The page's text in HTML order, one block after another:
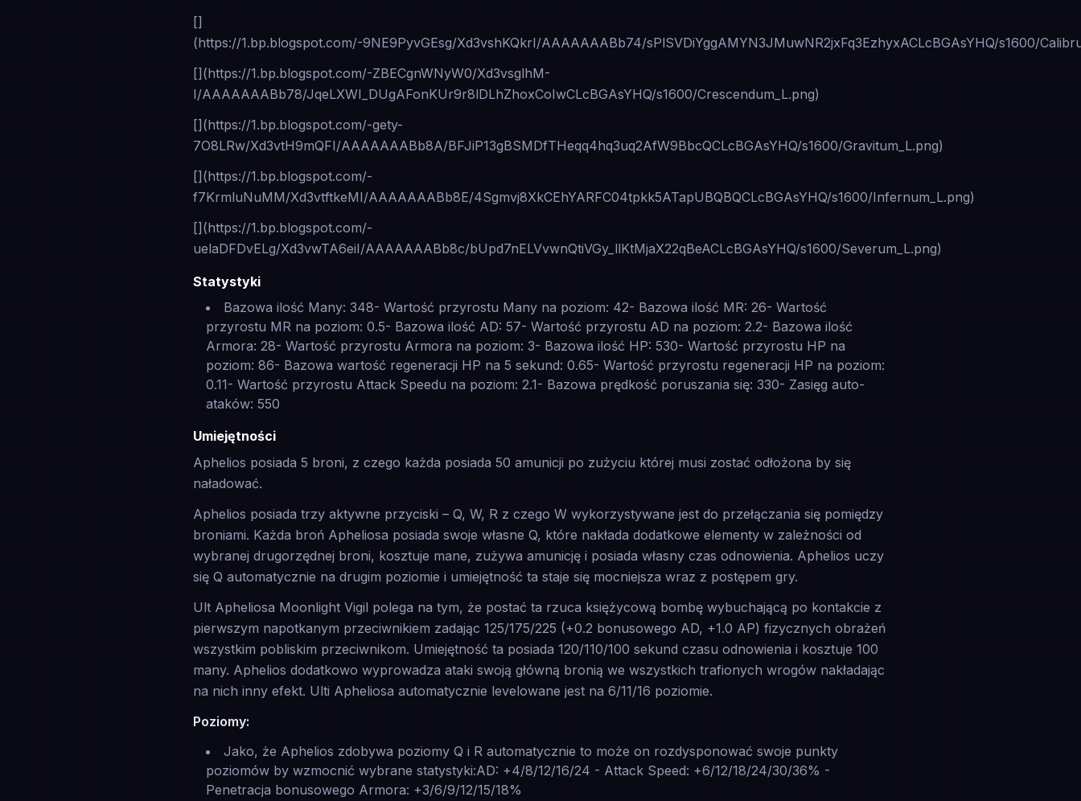
[]
(https://1.bp.blogspot.com/-9NE9PyvGEsg/Xd3vshKQkrI/AAAAAAABb74/sPlSVDiYggAMYN3JMuwNR2jxFq3EzhyxACLcBGAsYHQ/s1600/
[](https://1.bp.blogspot.com/-ZBECgnWNyW0/Xd3vsglhM-
I/AAAAAAABb78/JqeLXWI_DUgAFonKUr9r8lDLhZhoxCoIwCLcBGAsYHQ/s1600/Crescendum_L.png)
[](https://1.bp.blogspot.com/-gety-
7O8LRw/Xd3vtH9mQFI/AAAAAAABb8A/BFJiP13gBSMDfTHeqq4hq3uq2AfW9BbcQCLcBGAsYHQ/s1600/Gravitum_L.png)
[](https://1.bp.blogspot.com/-
f7KrmluNuMM/Xd3vtftkeMI/AAAAAAABb8E/4Sgmvj8XkCEhYARFC04tpkk5ATapUBQBQCLcBGAsYHQ/s1600/Infernum_L.png)
[](https://1.bp.blogspot.com/-
uelaDFDvELg/Xd3vwTA6eiI/AAAAAAABb8c/bUpd7nELVvwnQtiVGy_llKtMjaX22qBeACLcBGAsYHQ/s1600/Severum_L.png)
Statystyki
Bazowa ilość Many: 348- Wartość przyrostu Many na poziom: 42- Bazowa ilość MR: 26- Wartość
przyrostu MR na poziom: 0.5- Bazowa ilość AD: 57- Wartość przyrostu AD na poziom: 2.2- Bazowa ilość
Armora: 28- Wartość przyrostu Armora na poziom: 3- Bazowa ilość HP: 530- Wartość przyrostu HP na
poziom: 86- Bazowa wartość regeneracji HP na 5 sekund: 0.65- Wartość przyrostu regeneracji HP na poziom:
0.11- Wartość przyrostu Attack Speedu na poziom: 2.1- Bazowa prędkość poruszania się: 330- Zasięg auto-
ataków: 550
Umiejętności
Aphelios posiada 5 broni, z czego każda posiada 50 amunicji po zużyciu której musi zostać odłożona by się
naładować.
Aphelios posiada trzy aktywne przyciski – Q, W, R z czego W wykorzystywane jest do przełączania się pomiędzy
broniami. Każda broń Apheliosa posiada swoje własne Q, które nakłada dodatkowe elementy w zależności od
wybranej drugorzędnej broni, kosztuje mane, zużywa amunicję i posiada własny czas odnowienia. Aphelios uczy
się Q automatycznie na drugim poziomie i umiejętność ta staje się mocniejsza wraz z postępem gry.
Ult Apheliosa Moonlight Vigil polega na tym, że postać ta rzuca księżycową bombę wybuchającą po kontakcie z
pierwszym napotkanym przeciwnikiem zadając 125/175/225 (+0.2 bonusowego AD, +1.0 AP) fizycznych obrażeń
wszystkim pobliskim przeciwnikom. Umiejętność ta posiada 120/110/100 sekund czasu odnowienia i kosztuje 100
many. Aphelios dodatkowo wyprowadza ataki swoją główną bronią we wszystkich trafionych wrogów nakładając
na nich inny efekt. Ulti Apheliosa automatycznie levelowane jest na 6/11/16 poziomie.
Poziomy:
Jako, że Aphelios zdobywa poziomy Q i R automatycznie to może on rozdysponować swoje punkty
poziomów by wzmocnić wybrane statystyki:AD: +4/8/12/16/24 - Attack Speed: +6/12/18/24/30/36% -
Penetracja bonusowego Armora: +3/6/9/12/15/18%